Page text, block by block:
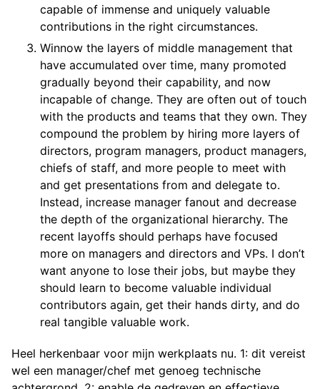
capable of immense and uniquely valuable
contributions in the right circumstances.
Winnow the layers of middle management that
have accumulated over time, many promoted
gradually beyond their capability, and now
incapable of change. They are often out of touch
with the products and teams that they own. They
compound the problem by hiring more layers of
directors, program managers, product managers,
chiefs of staff, and more people to meet with
and get presentations from and delegate to.
Instead, increase manager fanout and decrease
the depth of the organizational hierarchy. The
recent layoffs should perhaps have focused
more on managers and directors and VPs. I don’t
want anyone to lose their jobs, but maybe they
should learn to become valuable individual
contributors again, get their hands dirty, and do
real tangible valuable work.
Heel herkenbaar voor mijn werkplaats nu. 1: dit vereist
wel een manager/chef met genoeg technische